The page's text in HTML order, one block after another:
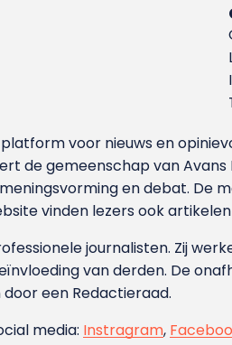
voor nieuws en
de gemeenschap van
en debat. De
vinden lezers ook
journalisten. Zij
van derden. De
een Redactieraad.
media: Instragram,